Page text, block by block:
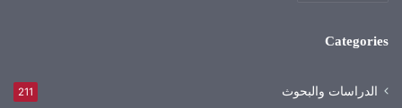
Categories
الدراسات والبحوث 211